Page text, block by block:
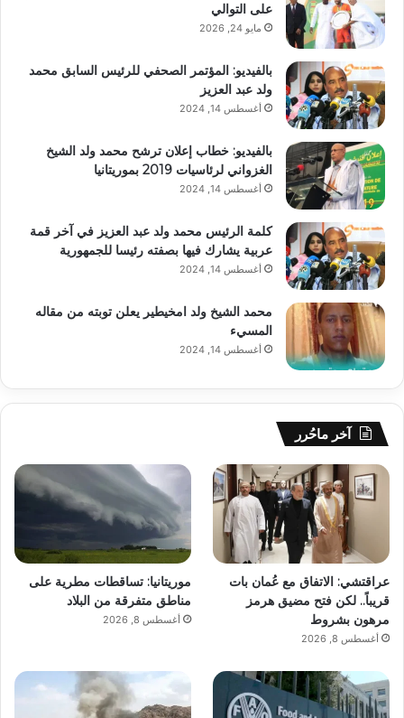
على التوالي
مايو 24, 2026
بالفيديو: المؤتمر الصحفي للرئيس السابق محمد
ولد عبد العزيز
أغسطس 14, 2024
بالفيديو: خطاب إعلان ترشح محمد ولد الشيخ
الغزواني لرئاسيات 2019 بموريتانيا
أغسطس 14, 2024
كلمة الرئيس محمد ولد عبد العزيز في آخر قمة
عربية يشارك فيها بصفته رئيسا للجمهورية
أغسطس 14, 2024
محمد الشيخ ولد امخيطير يعلن توبته من مقاله
المسيء
أغسطس 14, 2024
آخر ماحُرر
عراقتشي: الاتفاق مع عُمان بات
قريباً.. لكن فتح مضيق هرمز
مرهون بشروط
أغسطس 8, 2026
موريتانيا: تساقطات مطرية على
مناطق متفرقة من البلاد
أغسطس 8, 2026